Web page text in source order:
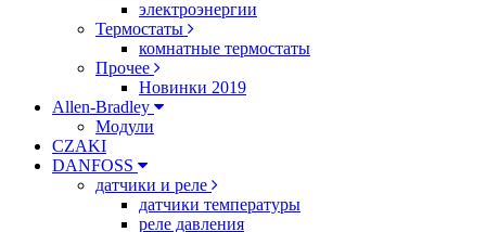
электроэнергии
Термостаты
комнатные термостаты
Прочее
Новинки 2019
Allen-Bradley
Модули
CZAKI
DANFOSS
датчики и реле
датчики температуры
реле давления